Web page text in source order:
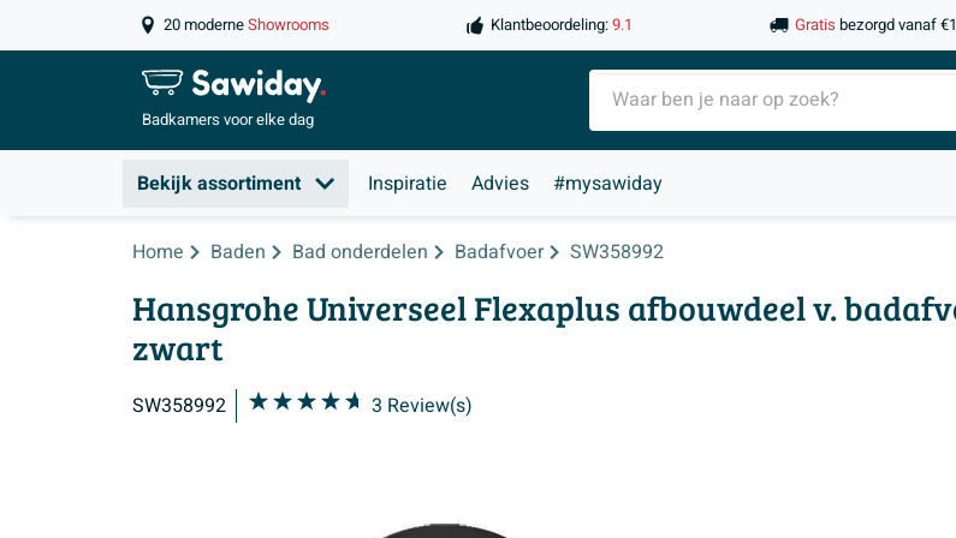
20 moderneShowrooms Klantbeoordeling:9.1 Gratis bezorgd vanaf
Badkamers voor elke dag
Bekijk assortiment Inspiratie Advies #mysawiday
Home Baden Bad onderdelen Badafvoer SW358992
Hansgrohe Universeel Flexaplus afbouwdeel v.
zwart
SW358992 3 Review(s)